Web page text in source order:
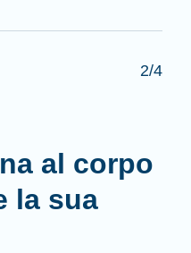
2/4
al corpo
la sua